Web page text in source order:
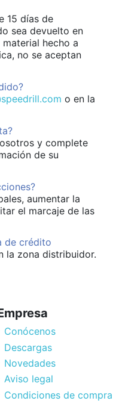
15 días de
sea devuelto en
hecho a
no se aceptan
o en la
y complete
de su
aumentar la
el marcaje de las
de crédito
la zona distribuidor.
Conócenos
Descargas
Novedades
Aviso legal
Condiciones de compra